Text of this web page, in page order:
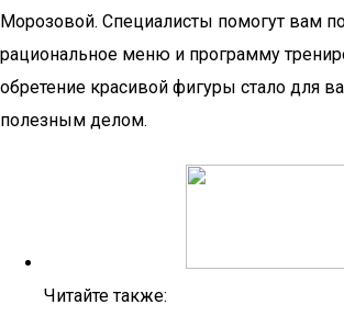
Морозовой. Специалисты помогут вам
рациональное меню и программу
обретение красивой фигуры стало для
полезным делом.
Читайте также: